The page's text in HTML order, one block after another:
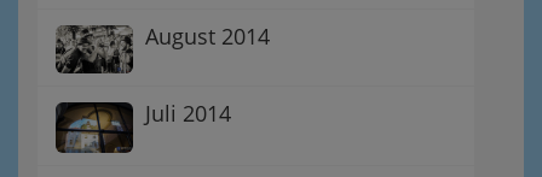
August 2014
Juli 2014